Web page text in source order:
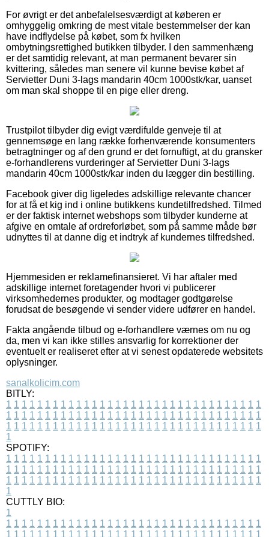
For øvrigt er det anbefalelsesværdigt at køberen er
omhyggelig omkring de mest vitale bestemmelser der kan
have indflydelse på købet, som fx hvilken
ombytningsrettighed butikken tilbyder. I den sammenhæng
er det samtidig relevant, at man permanent bevarer sin
kvittering, således man senere vil kunne bevise købet af
Servietter Duni 3-lags mandarin 40cm 1000stk/kar, uanset
om man skal shoppe til en pige eller dreng.
Trustpilot tilbyder dig evigt værdifulde genveje til at
gennemsøge en lang række forhenværende konsumenters
betragtninger og af den grund er det fornuftigt, at du gransker
e-forhandlerens vurderinger af Servietter Duni 3-lags
mandarin 40cm 1000stk/kar inden du lægger din bestilling.
Facebook giver dig ligeledes adskillige relevante chancer
for at få et kig ind i online butikkens kundetilfredshed. Tilmed
er der faktisk internet webshops som tilbyder kunderne at
afgive en omtale af ordreforløbet, som på samme måde bør
udnyttes til at danne dig et indtryk af kundernes tilfredshed.
Hjemmesiden er reklamefinansieret. Vi har aftaler med
adskillige internet foretagender hvori vi publicerer
virksomhedernes produkter, og modtager godtgørelse
forudsat de besøgende vi sender videre udfører en handel.
Fakta angående tilbud og e-forhandlere værnes om nu og
da, men vi kan ikke stilles ansvarlig for korrektioner der
eventuelt er realiseret efter at vi senest opdaterede websitets
oplysninger.
sanalkolicim.com
BITLY:
1 1 1 1 1 1 1 1 1 1 1 1 1 1 1 1 1 1 1 1 1 1 1 1 1 1 1 1 1 1 1 1 1
1 1 1 1 1 1 1 1 1 1 1 1 1 1 1 1 1 1 1 1 1 1 1 1 1 1 1 1 1 1 1 1 1
1 1 1 1 1 1 1 1 1 1 1 1 1 1 1 1 1 1 1 1 1 1 1 1 1 1 1 1 1 1 1 1 1
1
SPOTIFY:
1 1 1 1 1 1 1 1 1 1 1 1 1 1 1 1 1 1 1 1 1 1 1 1 1 1 1 1 1 1 1 1 1
1 1 1 1 1 1 1 1 1 1 1 1 1 1 1 1 1 1 1 1 1 1 1 1 1 1 1 1 1 1 1 1 1
1 1 1 1 1 1 1 1 1 1 1 1 1 1 1 1 1 1 1 1 1 1 1 1 1 1 1 1 1 1 1 1 1
1
CUTTLY BIO:
1
1 1 1 1 1 1 1 1 1 1 1 1 1 1 1 1 1 1 1 1 1 1 1 1 1 1 1 1 1 1 1 1 1
1 1 1 1 1 1 1 1 1 1 1 1 1 1 1 1 1 1 1 1 1 1 1 1 1 1 1 1 1 1 1 1 1